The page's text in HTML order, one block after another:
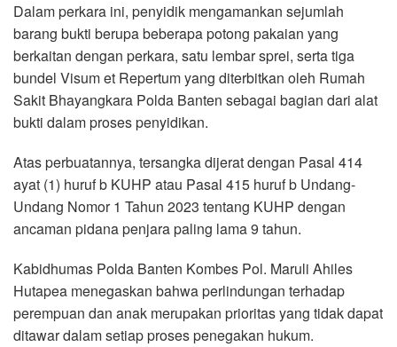
Dalam perkara ini, penyidik mengamankan sejumlah
barang bukti berupa beberapa potong pakaian yang
berkaitan dengan perkara, satu lembar sprei, serta tiga
bundel Visum et Repertum yang diterbitkan oleh Rumah
Sakit Bhayangkara Polda Banten sebagai bagian dari alat
bukti dalam proses penyidikan.
Atas perbuatannya, tersangka dijerat dengan Pasal 414
ayat (1) huruf b KUHP atau Pasal 415 huruf b Undang-
Undang Nomor 1 Tahun 2023 tentang KUHP dengan
ancaman pidana penjara paling lama 9 tahun.
Kabidhumas Polda Banten Kombes Pol. Maruli Ahiles
Hutapea menegaskan bahwa perlindungan terhadap
perempuan dan anak merupakan prioritas yang tidak dapat
ditawar dalam setiap proses penegakan hukum.